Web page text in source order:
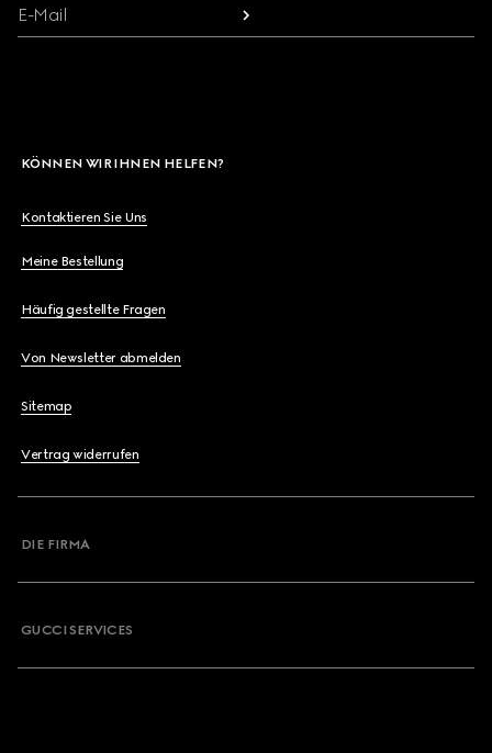
E-Mail
KÖNNEN WIR IHNEN HELFEN?
Kontaktieren Sie Uns
Meine Bestellung
Häufig gestellte Fragen
Von Newsletter abmelden
Sitemap
Vertrag widerrufen
DIE FIRMA
GUCCI SERVICES